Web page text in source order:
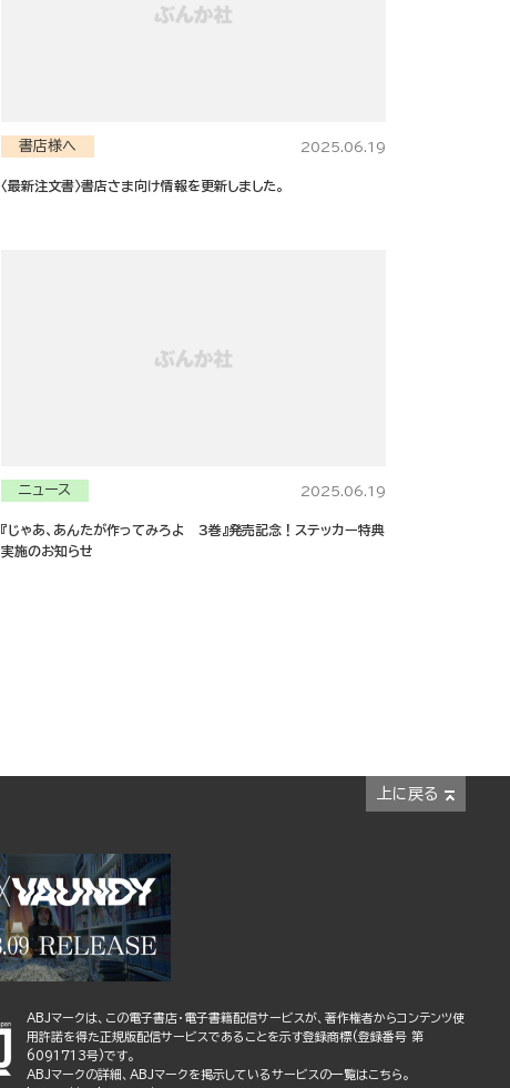
書店様へ 2025.06.19
〈最新注文書〉書店さま向け情報を更新しました。
ニュース 2025.06.19
『じゃあ、あんたが作ってみろよ ３巻』発売記念！ステッカー特典
実施のお知らせ
上に戻る
ABJマークは、この電子書店・電子書籍配信サービスが、著作権者からコンテンツ使
用許諾を得た正規版配信サービスであることを示す登録商標(登録番号 第
6091713号)です。
ABJマークの詳細、ABJマークを掲示しているサービスの一覧はこちら。